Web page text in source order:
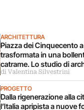
ARCHITETTURA
Piazza dei Cinquecento
trasformata in una
catrame. Lo studio di
disconosce il progetto
di Valentina Silvestrini
PROGETTO
Dalla rigenerazione alla
l’Italia apripista a nuove